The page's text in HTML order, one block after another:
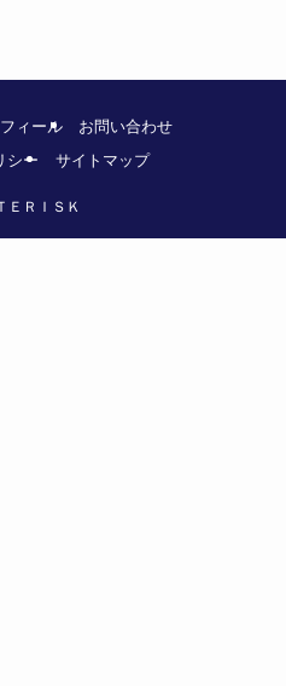
ィール
お問い合わせ
シー
サイトマップ
ＥＲＩＳＫ